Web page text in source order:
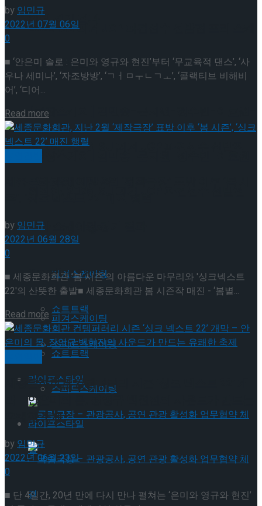
이팅 경기 결과
[현장스케치] 김민송-문지원-정수빈-이효원-
최진아, 2026 ISU 피겨 JGP 파견선수 선발전
Trending Tags
피겨스케이팅
쇼트트랙
스피드스케이팅
라이프스타일
국립극장 – 관광공사, 공연 관광 활성화 업무협
2026 ISU 피겨 JGP 파견선수 선발전 프리 스케
이팅 경기 결과
프리 스케이팅 경기 결과
Trending Tags
피겨스케이팅
쇼트트랙
스피드스케이팅
라이프스타일
by 임민규
2022년 07월 06일
0
■ ‘안은미 솔로 : 은미와 영규와 현진’부터 ‘무교육적 댄스’, ‘사
우나 세미나’, ‘자조방방’, ‘ㄱㅓㅁㅜㄴㄱㅗ’, ‘콜랙티브 비해비
어’, ‘디어...
Read more
by임민규
2022년 06월 28일
0
■ 세종문화회관 '봄 시즌'의 아름다운 마무리와 '싱크넥스트
22'의 산뜻한 출발■ 세종문화회관 봄 시즌작 매진 - ‘봄볕...
Read moreDetails
세종문화회관 컨템퍼러리 시즌 ‘싱크 넥스트 22’ 개
막 – 안은미의 몸, 장영규·백현진의 사운드가 만드는
유쾌한 축제
by 임민규
2022년 06월 23일
0
■ 단 4일간, 20년 만에 다시 만나 펼쳐는 ‘은미와 영규와 현진’